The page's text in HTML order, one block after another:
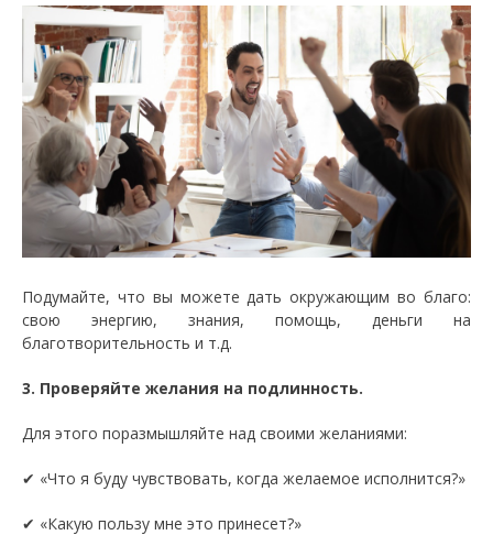
Подумайте, что вы можете дать окружающим во благо:
свою энергию, знания, помощь, деньги на
благотворительность и т.д.
3. Проверяйте желания на подлинность.
Для этого поразмышляйте над своими желаниями:
✔ «Что я буду чувствовать, когда желаемое исполнится?»
✔ «Какую пользу мне это принесет?»